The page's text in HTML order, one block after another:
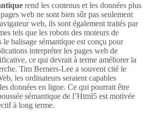
rend les contenus et les données plus
web ne sont bien sûr pas seulement
web, ils sont également traités par
tels que les robots des moteurs de
le balisage sémantique est conçu pour
interpréter les pages web de
ce qui devrait à terme améliorer la
Tim Berners-Lee a souvent cité le
les ordinateurs seraient capables
données en ligne. Ce qui pourrait être
sémantique de l’Html5 est motivée
à long terme.